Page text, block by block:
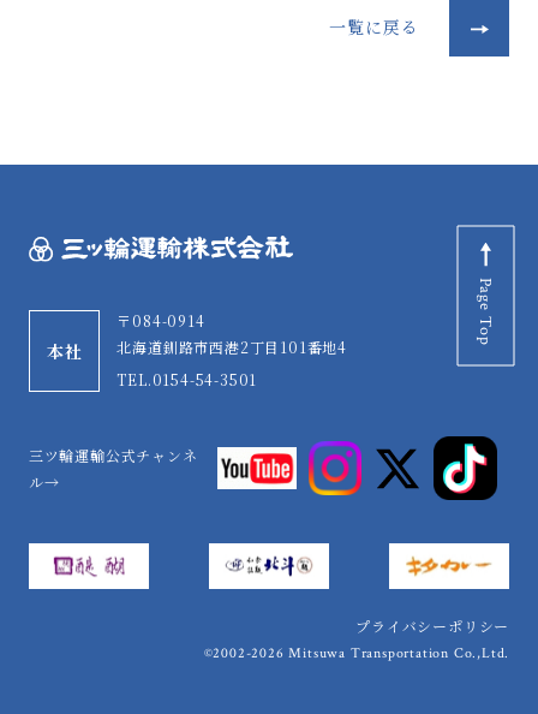
一覧に戻る
本社
〒084-0914
北海道釧路市西港2丁目101番地4
TEL.0154-54-3501
三ツ輪運輸公式チャンネ
ル→
プライバシーポリシー
©2002-2026 Mitsuwa Transportation Co.,Ltd.
Page Top